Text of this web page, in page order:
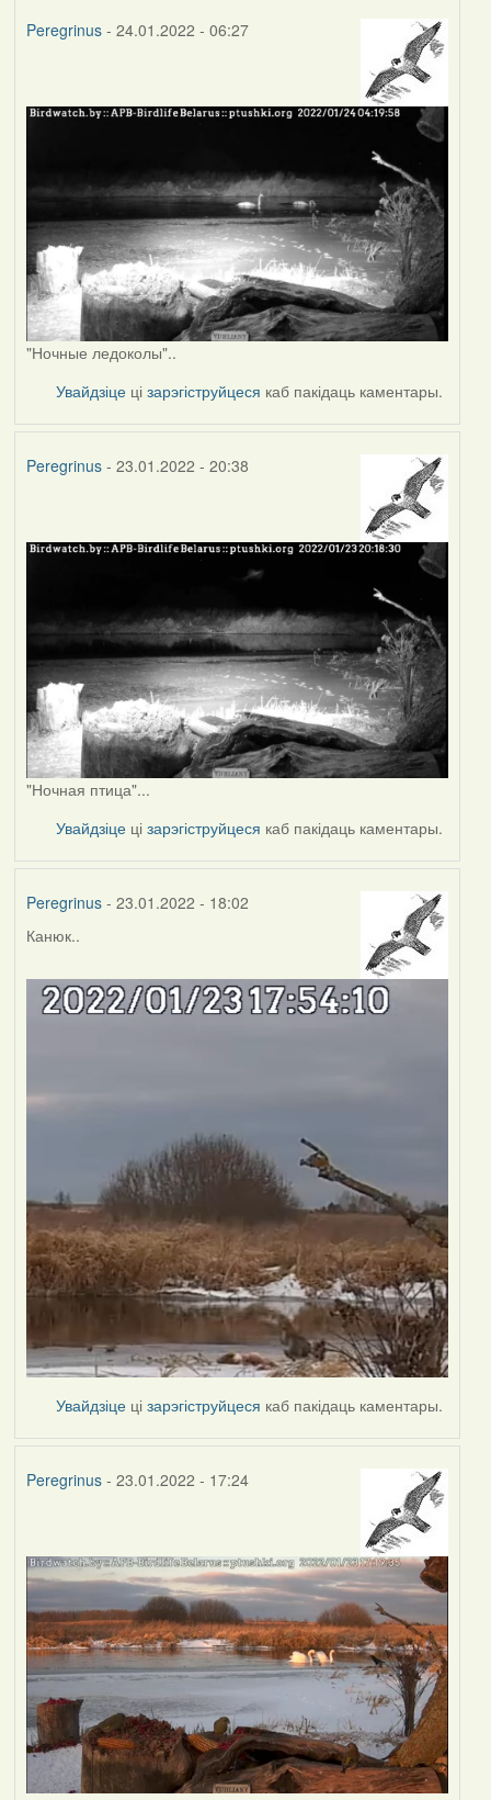
Peregrinus- 24.01.2022 - 06:27
"Ночные ледоколы"..
Увайдзіце цізарэгіструйцеся каб пакідаць каментары.
Peregrinus- 23.01.2022 - 20:38
"Ночная птица"...
Увайдзіце цізарэгіструйцеся каб пакідаць каментары.
Peregrinus- 23.01.2022 - 18:02
Канюк..
Увайдзіце цізарэгіструйцеся каб пакідаць каментары.
Peregrinus- 23.01.2022 - 17:24